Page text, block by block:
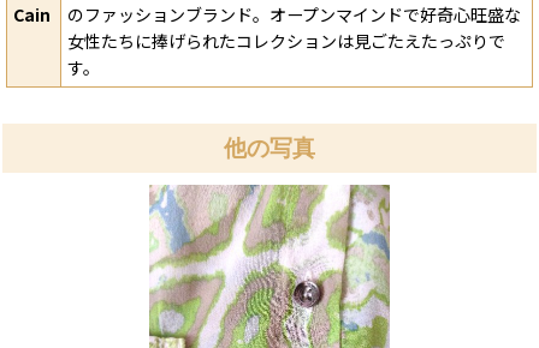
Cain
のファッションブランド。オープンマインドで好奇心旺盛な
女性たちに捧げられたコレクションは見ごたえたっぷりで
す。
他の写真